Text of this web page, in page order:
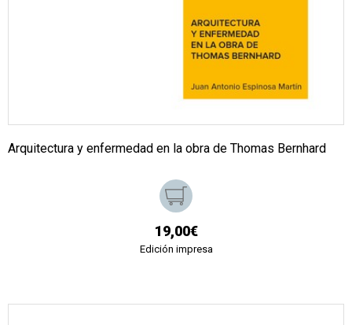
Arquitectura y enfermedad en la obra de Thomas Bernhard
19,00€
Edición impresa